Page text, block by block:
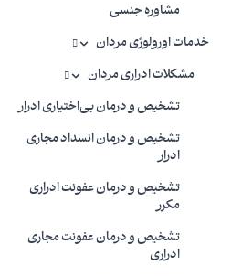
مشاوره جنسی
خدمات اورولوژی مردان
مشکلات ادراری مردان
تشخیص و درمان بی‌اختیاری ادرار
تشخیص و درمان انسداد مجاری
ادرار
تشخیص و درمان عفونت ادراری
مکرر
تشخیص و درمان عفونت مجاری
ادراری
عمل واژینوپلاستی، یکی از آن
یا عملکرد واژن صورت می‌گیرد. سایر
عبارتند از:
لابیاپلاستی که اندازه لابیاها (لوب‌های
آن‌ها را همسان می‌کند.
ولواپلاستی که ظاهر خارجی واژن را
قبل از واژینوپلاستی چه مراحلی